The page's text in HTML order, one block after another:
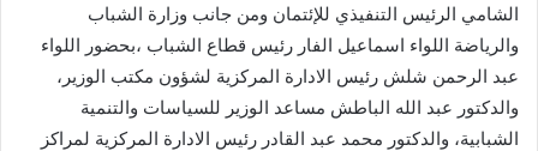
الشامي الرئيس التنفيذي للإئتمان ومن جانب وزارة الشباب
والرياضة اللواء اسماعيل الفار رئيس قطاع الشباب ،بحضور اللواء
عبد الرحمن شلش رئيس الادارة المركزية لشؤون مكتب الوزير،
والدكتور عبد الله الباطش مساعد الوزير للسياسات والتنمية
الشبابية، والدكتور محمد عبد القادر رئيس الادارة المركزية لمراكز